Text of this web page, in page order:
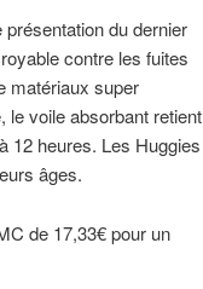
du dernier
contre les fuites
matériaux super
le voile absorbant retient
12 heures. Les Huggies
âges.
de 17,33€ pour un